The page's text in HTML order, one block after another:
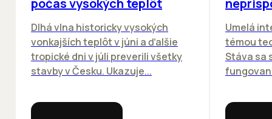
Dlhá vlna historicky vysokých
vonkajších teplôt v júni a ďalšie
tropické dni v júli preverili všetky
stavby v Česku. Ukazuje...
Umelá
témou
Stáva sa